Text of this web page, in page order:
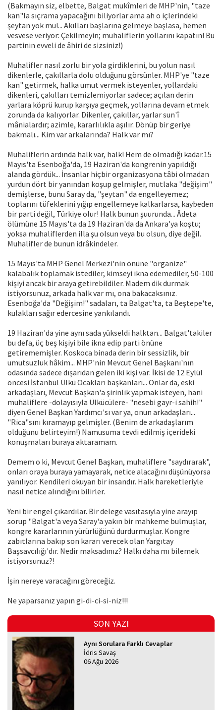
(Bakmayın siz, elbette, Balgat mukîmleri de MHP'nin, "taze
kan"la sıçrama yapacağını biliyorlar ama ah o içlerindeki
şeytan yok mu!... Akılları başlarına gelmeye başlasa, hemen
vesvese veriyor: Çekilmeyin; muhaliflerin yollarını kapatın! Bu
partinin evveli de âhiri de sizsiniz!)
Muhalifler nasıl zorlu bir yola girdiklerini, bu yolun nasıl
dikenlerle, çakıllarla dolu olduğunu görsünler. MHP'ye "taze
kan" getirmek, halka umut vermek isteyenler, yollardaki
dikenleri, çakılları temizlemiyorlar sadece; açılan derin
yarlara köprü kurup karşıya geçmek, yollarına devam etmek
zorunda da kalıyorlar. Dikenler, çakıllar, yarlar sun'î
mânialardır; azimle, kararlılıkla aşılır. Dönüp bir geriye
bakmalı... Kim var arkalarında? Halk var mı?
Muhaliflerin ardında halk var, halk! Hem de olmadığı kadar.15
Mayıs'ta Esenboğa'da, 19 Haziran'da kongrenin yapıldığı
alanda gördük... İnsanlar hiçbir organizasyona tâbi olmadan
yurdun dört bir yanından koşup gelmişler, mutlaka "değişim"
demişlerse, bunu Saray da, "şeytan" da engelleyemez;
toplarını tüfeklerini yığıp engellemeye kalkarlarsa, kaybeden
bir parti değil, Türkiye olur! Halk bunun şuurunda... Âdeta
ölümüne 15 Mayıs'ta da 19 Haziran'da da Ankara'ya koştu;
yoksa muhaliflerden illa şu olsun veya bu olsun, diye değil.
Muhalifler de bunun idrâkindeler.
15 Mayıs'ta MHP Genel Merkezi'nin önüne "organize"
kalabalık toplamak istediler, kimseyi ikna edemediler, 50-100
kişiyi ancak bir araya getirebildiler. Madem dik durmak
istiyorsunuz, arkada halk var mı, ona bakacaksınız.
Esenboğa'da "Değişim!" sadaları, ta Balgat'ta, ta Beştepe'te,
kulakları sağır edercesine yankılandı.
19 Haziran'da yine aynı sada yükseldi halktan... Balgat'takiler
bu defa, üç beş kişiyi bile ikna edip parti önüne
getirememişler. Koskoca binada derin bir sessizlik, bir
umutsuzluk hâkim... MHP'nin Mevcut Genel Başkanı'nın
odasında sadece dışarıdan gelen iki kişi var: İkisi de 12 Eylül
öncesi İstanbul Ülkü Ocakları başkanları... Onlar da, eski
arkadaşları, Mevcut Başkan'a şirinlik yapmak isteyen, hani
muhaliflere -dolayısıyla Ülkücülere- "nesebi gayr-i sahih!"
diyen Genel Başkan Yardımcı'sı var ya, onun arkadaşları...
"Rica"sını kıramayıp gelmişler. (Benim de arkadaşlarım
olduğunu belirteyim!) Namusuma tevdi edilmiş içerideki
konuşmaları buraya aktaramam.
Demem o ki, Mevcut Genel Başkan, muhaliflere "saydırarak",
onları oraya buraya yamayarak, netice alacağını düşünüyorsa
yanılıyor. Kendileri okuyan bir insandır. Halk hareketleriyle
nasıl netice alındığını bilirler.
Yeni bir engel çıkardılar. Bir delege vasıtasıyla yine arayıp
sorup "Balgat'a veya Saray'a yakın bir mahkeme bulmuşlar,
kongre kararlarının yürürlüğünü durdurmuşlar. Kongre
zabıtlarına bakıp son kararı verecek olan Yargıtay
Başsavcılığı'dır. Nedir maksadınız? Halkı daha mı bilemek
istiyorsunuz?!
İşin nereye varacağını göreceğiz.
Ne yaparsanız yapın gi-di-ci-si-niz!!!
SON YAZI
Aynı Sorulara Farklı Cevaplar
İdris Savaş
06 Ağu 2026